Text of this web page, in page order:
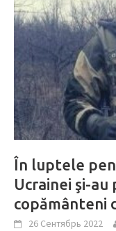
În luptele
Ucrainei şi-
copământeni
26 Сентябрь 2022